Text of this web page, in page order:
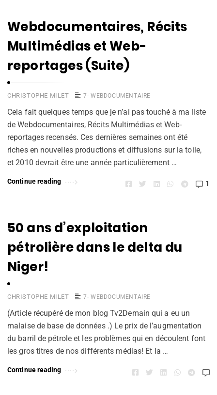
Webdocumentaires, Récits
Multimédias et Web-
reportages (Suite)
CHRISTOPHE MILET 7- WEBDOCUMENTAIRE
Cela fait quelques temps que je n’ai pas touché à ma liste
de Webdocumentaires, Récits Multimédias et Web-
reportages recensés. Ces dernières semaines ont été
riches en nouvelles productions et diffusions sur la toile,
et 2010 devrait être une année particulièrement …
Continue reading 1
50 ans d’exploitation
pétrolière dans le delta du
Niger!
CHRISTOPHE MILET 7- WEBDOCUMENTAIRE
(Article récupéré de mon blog Tv2Demain qui a eu un
malaise de base de données .) Le prix de l’augmentation
du barril de pétrole et les problèmes qui en découlent font
les gros titres de nos différents médias! Et la …
Continue reading